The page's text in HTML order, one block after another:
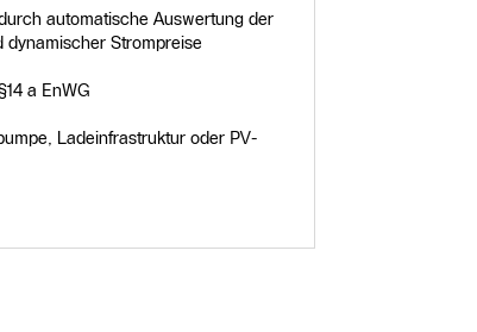
automatische Auswertung der
dynamischer Strompreise
a EnWG
Ladeinfrastruktur oder PV-